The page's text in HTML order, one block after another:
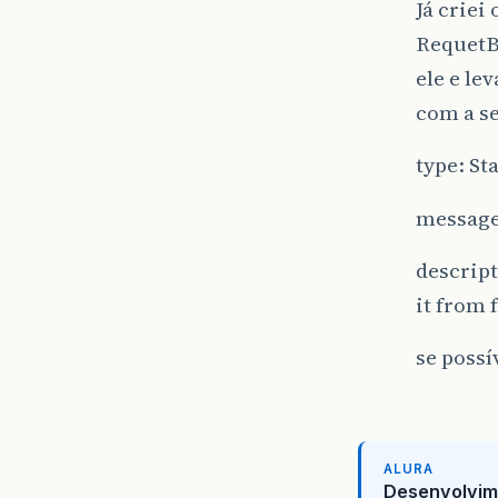
Já criei
ele e
com a
type:
it from
se
ALURA